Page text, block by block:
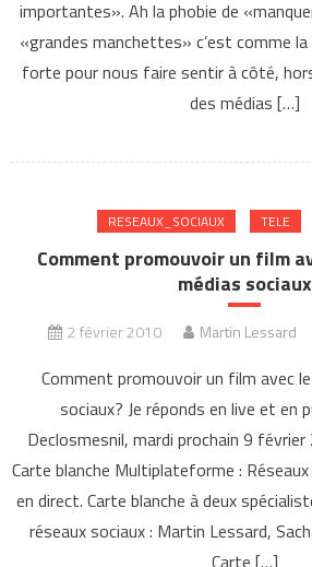
importantes». Ah la phobie de
«grandes manchettes» c’est comme
forte pour nous faire sentir à côté,
des médias […]
RESEAUX_SOCIAUX TELE
Comment promouvoir un film
médias sociaux
2 février 2010 Martin Lessard
Comment promouvoir un film avec
sociaux? Je réponds en live et en
Declosmesnil, mardi prochain 9
Carte blanche Multiplateforme :
en direct. Carte blanche à deux
réseaux sociaux : Martin Lessard,
Carte […]